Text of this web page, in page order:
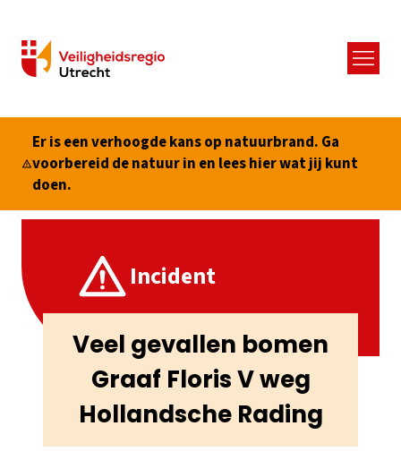
Menu
Er is een verhoogde kans op natuurbrand. Ga
voorbereid de natuur in en lees hier wat jij kunt
doen.
Incident
Veel gevallen bomen
Graaf Floris V weg
Hollandsche Rading